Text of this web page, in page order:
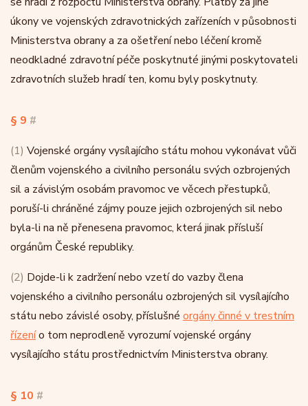
úkony ve vojenských zdravotnických zařízeních v působnosti
Ministerstva obrany a za ošetření nebo léčení kromě
neodkladné zdravotní péče poskytnuté jinými poskytovateli
zdravotních služeb hradí ten, komu byly poskytnuty.
§ 9 #
(1) Vojenské orgány vysílajícího státu mohou vykonávat vůči
členům vojenského a civilního personálu svých ozbrojených
sil a závislým osobám pravomoc ve věcech přestupků,
poruší-li chráněné zájmy pouze jejich ozbrojených sil nebo
byla-li na ně přenesena pravomoc, která jinak přísluší
orgánům České republiky.
(2) Dojde-li k zadržení nebo vzetí do vazby člena
vojenského a civilního personálu ozbrojených sil vysílajícího
státu nebo závislé osoby, příslušné orgány činné v trestním
řízenío tom neprodleně vyrozumí vojenské orgány
vysílajícího státu prostřednictvím Ministerstva obrany.
§ 10 #